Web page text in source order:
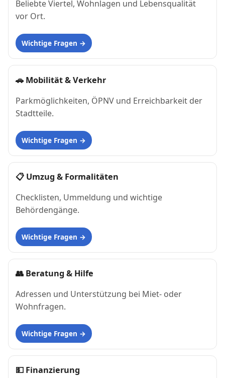
Beliebte Viertel, Wohnlagen und Lebensqualität
vor Ort.
Wichtige Fragen
🚗 Mobilität & Verkehr
Parkmöglichkeiten, ÖPNV und Erreichbarkeit der
Stadtteile.
Wichtige Fragen
📋 Umzug & Formalitäten
Checklisten, Ummeldung und wichtige
Behördengänge.
Wichtige Fragen
👥 Beratung & Hilfe
Adressen und Unterstützung bei Miet- oder
Wohnfragen.
Wichtige Fragen
💵 Finanzierung